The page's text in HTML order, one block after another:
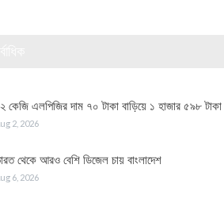
কেজি এলপিজির দাম ৭০ টাকা বাড়িয়ে ১ হাজার ৫৯৮ টাকা
2, 2026
থেকে আরও বেশি ডিজেল চায় বাংলাদেশ
6, 2026